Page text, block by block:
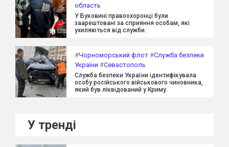
область
У Буковині правоохоронці були
заарештовані за сприяння особам, які
ухиляються від служби.
#Чорноморський флот #Служба безпеки
України #Севастополь
Служба безпеки України ідентифікувала
особу російського військового чиновника,
який був ліквідований у Криму.
У тренді